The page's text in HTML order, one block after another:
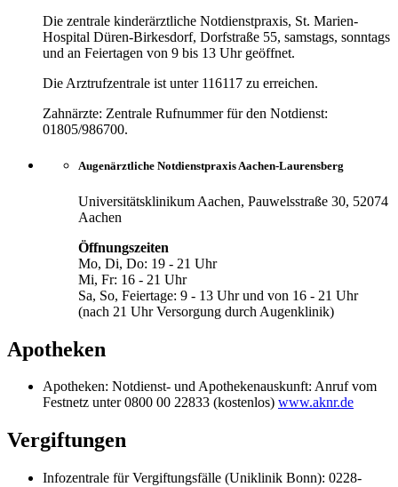
Die zentrale kinderärztliche Notdienstpraxis, St. Marien-
Hospital Düren-Birkesdorf, Dorfstraße 55, samstags, sonntags
und an Feiertagen von 9 bis 13 Uhr geöffnet.
Die Arztrufzentrale ist unter 116117 zu erreichen.
Zahnärzte: Zentrale Rufnummer für den Notdienst:
01805/986700.
Augenärztliche Notdienstpraxis Aachen-Laurensberg
Universitätsklinikum Aachen, Pauwelsstraße 30, 52074
Aachen
Öffnungszeiten
Mo, Di, Do: 19 - 21 Uhr
Mi, Fr: 16 - 21 Uhr
Sa, So, Feiertage: 9 - 13 Uhr und von 16 - 21 Uhr
(nach 21 Uhr Versorgung durch Augenklinik)
Apotheken
Apotheken: Notdienst- und Apothekenauskunft: Anruf vom
Festnetz unter 0800 00 22833 (kostenlos) www.aknr.de
Vergiftungen
Infozentrale für Vergiftungsfälle (Uniklinik Bonn): 0228-